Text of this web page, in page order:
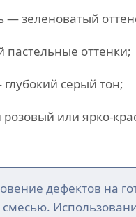
— зеленоватый
оттенки;
серый тон;
или ярко-
дефектов на